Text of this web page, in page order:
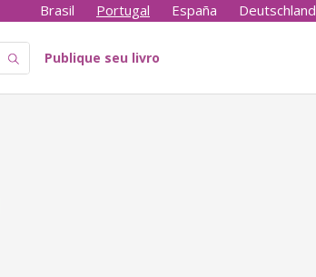
Brasil Portugal España Deutschland
Publique seu livro